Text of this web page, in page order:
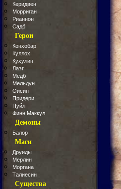
Керидвен
Морриган
Рианнон
Садб
Герои
Конхобар
Куллох
Кухулин
Лаэг
Медб
Мельдун
Оисин
Придери
Пуйл
Финн Маккул
Демоны
Балор
Маги
Друиды
Мерлин
Моргана
Талиесин
Существа